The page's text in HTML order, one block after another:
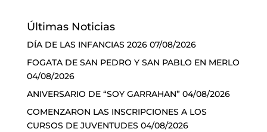
Últimas Noticias
DÍA DE LAS INFANCIAS 2026 07/08/2026
FOGATA DE SAN PEDRO Y SAN PABLO EN MERLO
04/08/2026
ANIVERSARIO DE “SOY GARRAHAN” 04/08/2026
COMENZARON LAS INSCRIPCIONES A LOS
CURSOS DE JUVENTUDES 04/08/2026